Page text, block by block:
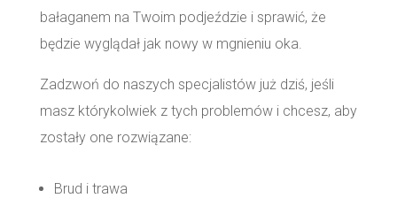
bałaganem na Twoim podjeździe i sprawić, że
będzie wyglądał jak nowy w mgnieniu oka.
Zadzwoń do naszych specjalistów już dziś, jeśli
masz którykolwiek z tych problemów i chcesz, aby
zostały one rozwiązane:
Brud i trawa